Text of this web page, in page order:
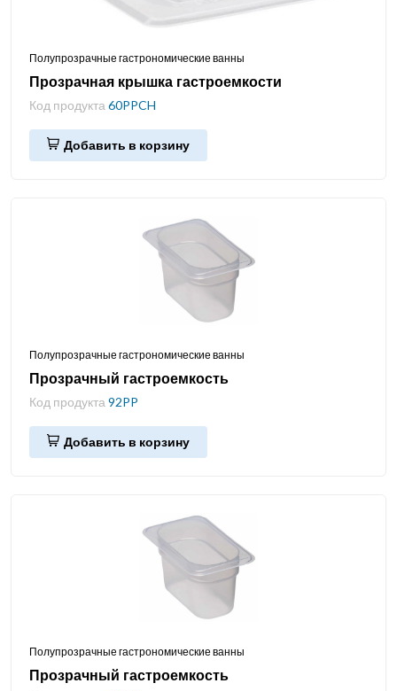
Полупрозрачные гастрономические ванны
Прозрачная крышка гастроемкости
Код продукта 60PPCH
Добавить в корзину
Полупрозрачные гастрономические ванны
Прозрачный гастроемкость
Код продукта 92PP
Добавить в корзину
Полупрозрачные гастрономические ванны
Прозрачный гастроемкость